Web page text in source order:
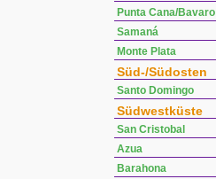
Punta Cana/Bavaro
Samaná
Monte Plata
Süd-/Südosten
Santo Domingo
Südwestküste
San Cristobal
Azua
Barahona